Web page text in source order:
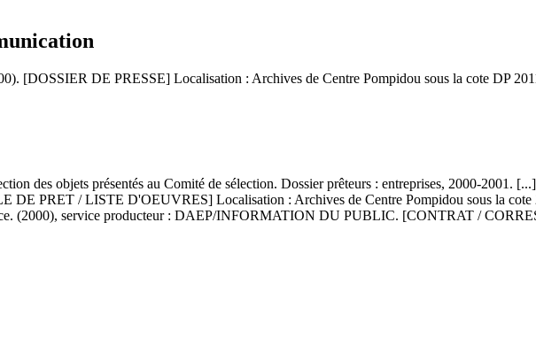
[DOSSIER DE PRESSE] Localisation : Archives de Centre Pompidou sous la cote DP
des objets présentés au Comité de sélection. Dossier prêteurs : entreprises, 2000-2001.
PRET / LISTE D'OEUVRES] Localisation : Archives de Centre Pompidou sous la cote
(2000), service producteur : DAEP/INFORMATION DU PUBLIC. [CONTRAT /